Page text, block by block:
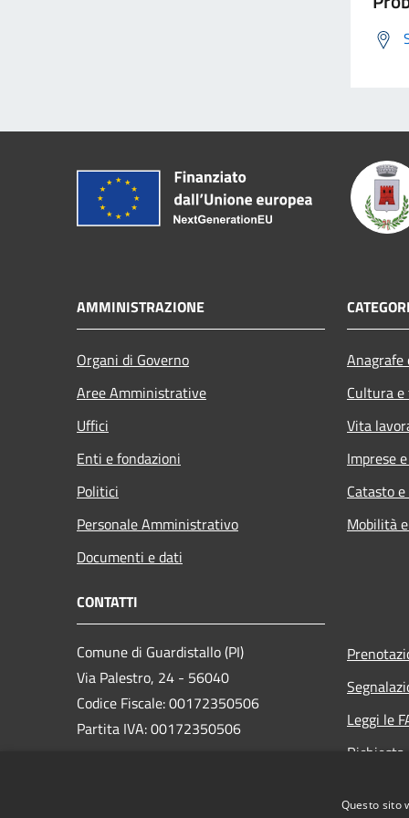
AMMINISTRAZIONE
Organi di Governo
Aree Amministrative
Uffici
Enti e fondazioni
Politici
Personale Amministrativo
Documenti e dati
Cultura
Vita
Imprese
Catasto
Mobilità
CONTATTI
Comune di Guardistallo (PI)
Via Palestro, 24 - 56040
Codice Fiscale: 00172350506
Partita IVA: 00172350506
Leggi le
Questo sito